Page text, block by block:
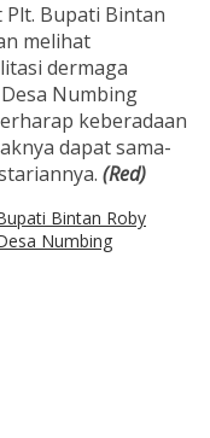
Bupati Bintan
melihat
dermaga
Numbing
keberadaan
dapat sama-
(Red)
Bintan Roby
Numbing